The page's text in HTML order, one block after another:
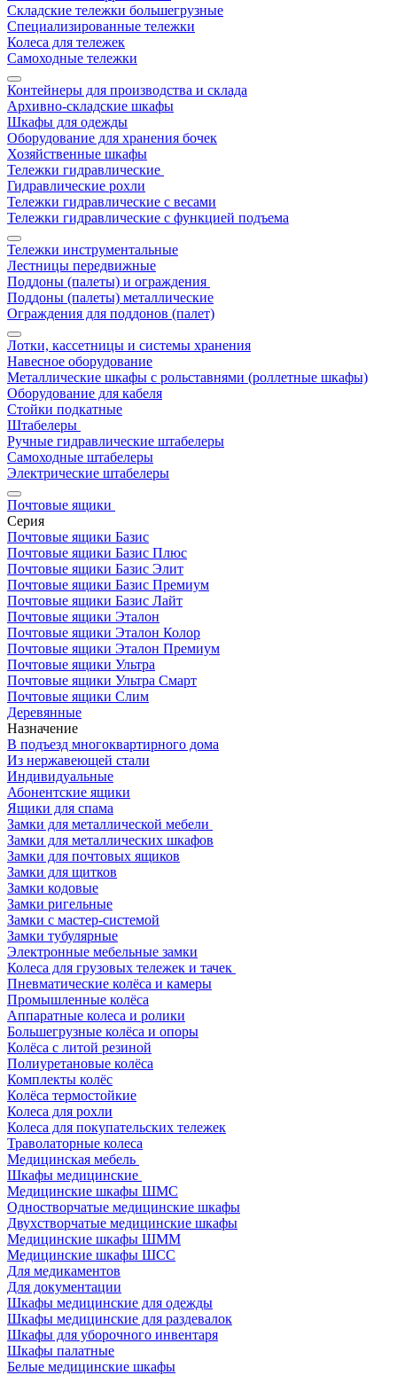
Складские тележки большегрузные
Специализированные тележки
Колеса для тележек
Самоходные тележки
Контейнеры для производства и склада
Архивно-складские шкафы
Шкафы для одежды
Оборудование для хранения бочек
Хозяйственные шкафы
Тележки гидравлические
Гидравлические рохли
Тележки гидравлические с весами
Тележки гидравлические с функцией подъема
Тележки инструментальные
Лестницы передвижные
Поддоны (палеты) и ограждения
Поддоны (палеты) металлические
Ограждения для поддонов (палет)
Лотки, кассетницы и системы хранения
Навесное оборудование
Металлические шкафы с рольставнями (роллетные шкафы)
Оборудование для кабеля
Стойки подкатные
Штабелеры
Ручные гидравлические штабелеры
Самоходные штабелеры
Электрические штабелеры
Почтовые ящики
Серия
Почтовые ящики Базис
Почтовые ящики Базис Плюс
Почтовые ящики Базис Элит
Почтовые ящики Базис Премиум
Почтовые ящики Базис Лайт
Почтовые ящики Эталон
Почтовые ящики Эталон Колор
Почтовые ящики Эталон Премиум
Почтовые ящики Ультра
Почтовые ящики Ультра Смарт
Почтовые ящики Слим
Деревянные
Назначение
В подъезд многоквартирного дома
Из нержавеющей стали
Индивидуальные
Абонентские ящики
Ящики для спама
Замки для металлической мебели
Замки для металлических шкафов
Замки для почтовых ящиков
Замки для щитков
Замки кодовые
Замки ригельные
Замки с мастер-системой
Замки тубулярные
Электронные мебельные замки
Колеса для грузовых тележек и тачек
Пневматические колёса и камеры
Промышленные колёса
Аппаратные колеса и ролики
Большегрузные колёса и опоры
Колёса с литой резиной
Полиуретановые колёса
Комплекты колёс
Колёса термостойкие
Колеса для рохли
Колеса для покупательских тележек
Траволаторные колеса
Медицинская мебель
Шкафы медицинские
Медицинские шкафы ШМС
Одностворчатые медицинские шкафы
Двухстворчатые медицинские шкафы
Медицинские шкафы ШММ
Медицинские шкафы ШСС
Для медикаментов
Для документации
Шкафы медицинские для одежды
Шкафы медицинские для раздевалок
Шкафы для уборочного инвентаря
Шкафы палатные
Белые медицинские шкафы